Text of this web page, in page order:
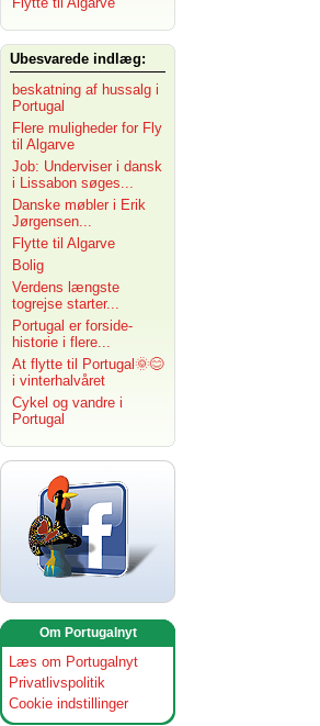
Ubesvarede indlæg:
beskatning af hussalg i
Portugal
Flere muligheder for Fly
til Algarve
Job: Underviser i dansk
i Lissabon søges...
Danske møbler i Erik
Jørgensen...
Flytte til Algarve
Bolig
Verdens længste
togrejse starter...
Portugal er forside-
historie i flere...
At flytte til Portugal🌞😊
i vinterhalvåret
Cykel og vandre i
Portugal
Om Portugalnyt
Læs om Portugalnyt
Privatlivspolitik
Cookie indstillinger